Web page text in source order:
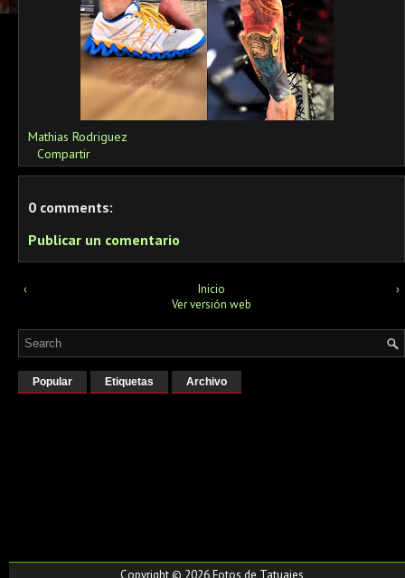
Mathias Rodriguez
Compartir
0 comments:
Publicar un comentario
‹ ›
Inicio
Ver versión web
Popular Etiquetas Archivo
Copyright © 2026Fotos de Tatuajes